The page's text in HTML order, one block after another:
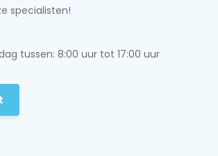
specialisten!
tussen: 8:00 uur tot 17:00 uur